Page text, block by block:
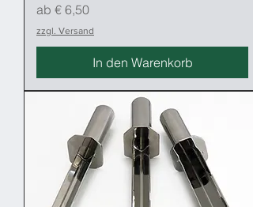
ab € 6,50
Sale-Preis
zzgl. Versand
In den Warenkorb